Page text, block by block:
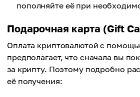
пополняйте её при
Подарочная карта (Gift
Оплата криптовалютой с
предполагает, что сначала вы
за крипту. Поэтому подробно
её получения: